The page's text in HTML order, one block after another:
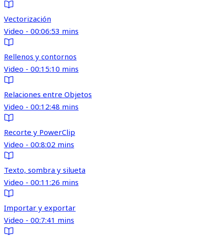
Vectorización
Video - 00:06:53 mins
Rellenos y contornos
Video - 00:15:10 mins
Relaciones entre Objetos
Video - 00:12:48 mins
Recorte y PowerClip
Video - 00:8:02 mins
Texto, sombra y silueta
Video - 00:11:26 mins
Importar y exportar
Video - 00:7:41 mins